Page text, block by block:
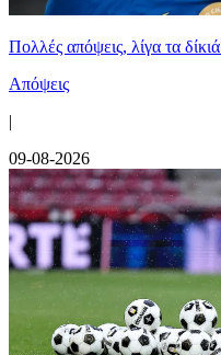
Πολλές απόψεις, λίγα τα
Απόψεις
|
09-08-2026